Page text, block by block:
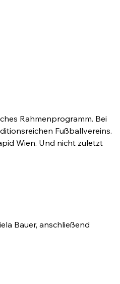
Rahmenprogramm. Bei
Fußballvereins.
Wien. Und nicht zuletzt
Bauer, anschließend